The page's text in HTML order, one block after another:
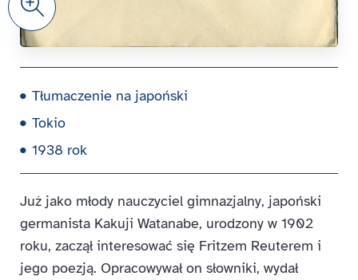
Tłumaczenie na japoński
Tokio
1938 rok
Już jako młody nauczyciel gimnazjalny, japoński
germanista Kakuji Watanabe, urodzony w 1902
roku, zaczął interesować się Fritzem Reuterem i
jego poezją. Opracowywał on słowniki, wydał